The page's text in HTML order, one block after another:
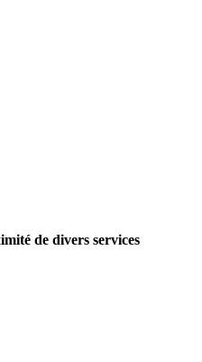
de divers services